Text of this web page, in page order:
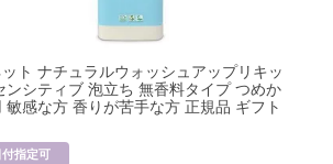
ト ナチュラルウォッシュアップリキッ
ンシティブ 泡立ち 無香料タイプ つめか
敏感な方 香りが苦手な方 正規品 ギフト
付指定可